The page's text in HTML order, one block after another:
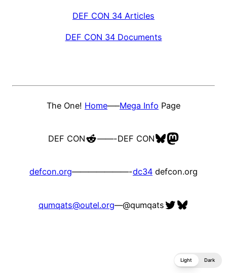
DEF CON 34 Articles
DEF CON 34 Documents
The One! Home—–Mega Info Page
DEF CONReddit
——-DEF CONBluesky
Mastodon
defcon.org———————-dc34 defcon.org
qumqats@outel.org—@qumqats Twitter
Bluesky
Light Dark